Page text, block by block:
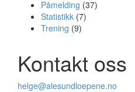
Påmelding (37)
Statistikk (7)
Trening (9)
Kontakt oss
helge@alesundloepene.no